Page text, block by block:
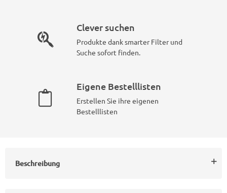
Clever suchen
Produkte dank smarter Filter und
Suche sofort finden.
Eigene Bestelllisten
Erstellen Sie ihre eigenen
Bestelllisten
Beschreibung